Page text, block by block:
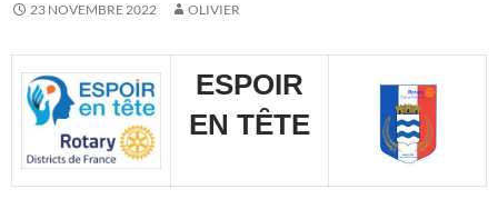
23 NOVEMBRE 2022 OLIVIER
ESPOIR
EN TȆTE